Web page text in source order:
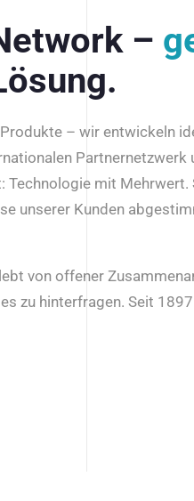
–
– wir entwickeln
Partnernetzwerk
Technologie mit Mehrwert.
unserer Kunden
von offener
zu hinterfragen. Seit